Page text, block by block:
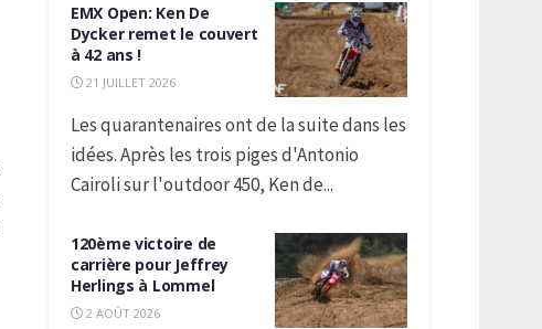
EMX Open: Ken De
Dycker remet le couvert
à 42 ans !
21 JUILLET 2026
Les quarantenaires ont de la suite dans les
idées. Après les trois piges d'Antonio
Cairoli sur l'outdoor 450, Ken de...
120ème victoire de
carrière pour Jeffrey
Herlings à Lommel
2 AOÛT 2026